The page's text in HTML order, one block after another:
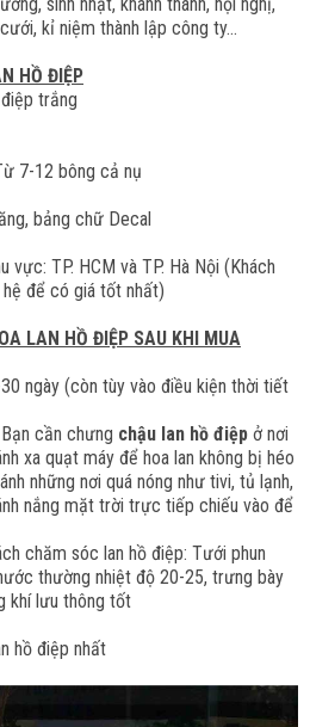
kỉ niệm thành lập công ty...
HỒ ĐIỆP
trắng
7-12 bông cả nụ
bảng chữ Decal
vực: TP. HCM và TP. Hà Nội (Khách
hệ để có giá tốt nhất)
LAN HỒ ĐIỆP SAU KHI MUA
ngày (còn tùy vào điều kiện thời tiết
cần chưng chậ​u lan hồ điệp ở nơi
xa quạt máy để hoa lan không bị héo
những nơi quá nóng như tivi, tủ lạnh,
nắng mặt trời trực tiếp chiếu vào để
chăm sóc lan hồ điệp: Tưới phun
thường nhiệt độ 20-25, trưng bày
khí lưu thông tốt
hồ điệp nhất